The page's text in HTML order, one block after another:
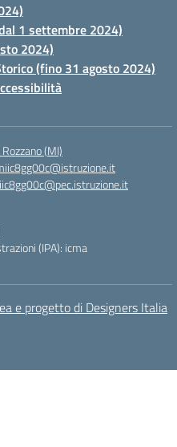
1 settembre 2024)
2024)
(fino 31 agosto 2024)
(MI)
(IPA): icma
e progetto di Designers Italia